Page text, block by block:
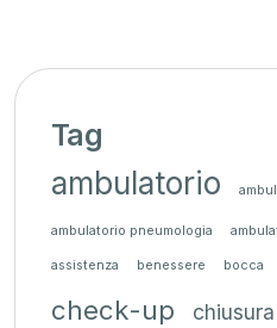
Tag
ambulatorio
ambulatorio pneumologia
assistenza benessere bocca
check-up chiusura